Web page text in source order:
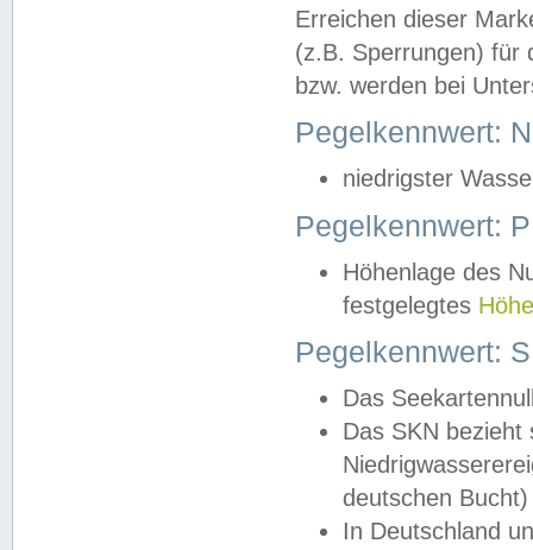
Erreichen dieser
(z.B. Sperrungen) für
bzw. werden bei
Pegelkennwert:
niedrigster
Pegelkennwert:
Höhenlage des
festgelegtes
Pegelkennwert:
Das
Das SKN
deutschen
In Deutschland